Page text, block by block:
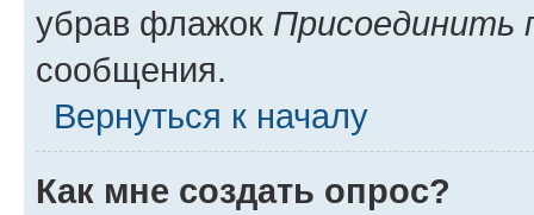
убрав флажок Присоединить
сообщения.
Вернуться к началу
Как мне создать опрос?